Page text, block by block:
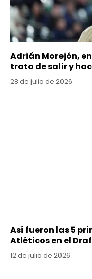
Adrián Morejón,
trato de salir y
28 de julio de 2026
Así fueron las 5
Atléticos en el
12 de julio de 2026